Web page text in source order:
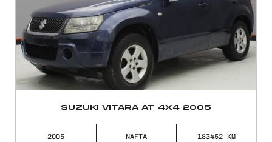
SUZUKI VITARA AT 4X4 2005
2005 NAFTA 183452